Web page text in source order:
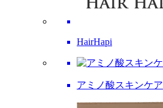
HairHapi
アミノ酸スキンケア